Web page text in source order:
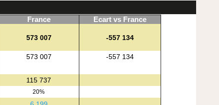
France Ecart vs France
573 007 -557 134
573 007 -557 134
115 737
20%